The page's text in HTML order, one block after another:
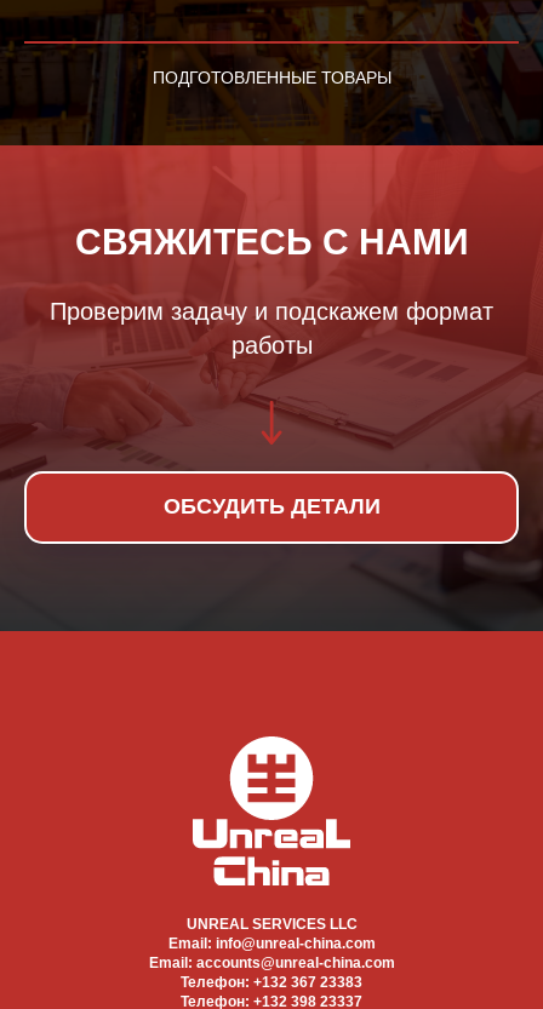
ПОДГОТОВЛЕННЫЕ ТОВАРЫ
СВЯЖИТЕСЬ С НАМИ
Проверим задачу и подскажем формат
работы
ОБСУДИТЬ ДЕТАЛИ
UNREAL SERVICES LLC
Email: info@unreal-china.com
Email: accounts@unreal-china.com
Телефон: +132 367 23383
Телефон: +132 398 23337